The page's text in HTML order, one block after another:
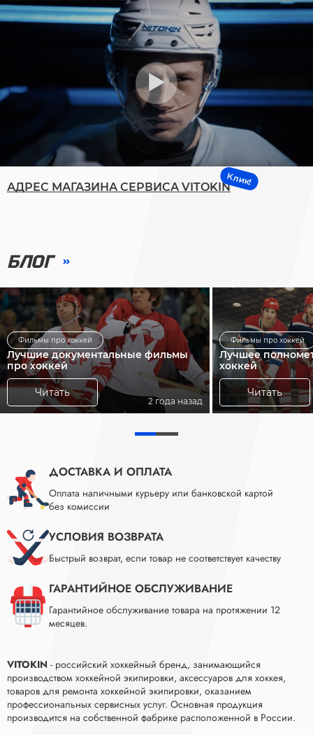
АДРЕС МАГАЗИНА СЕРВИСА VITOKIN
Клик!
БЛОГ
Фильмы про хоккей
Лучшие документальные фильмы
про хоккей
Читать
2 года назад
Фильмы про хоккей
Лучшее
хоккей
Читать
ДОСТАВКА И ОПЛАТА
Оплата наличными курьеру или банковской картой
без комиссии
УСЛОВИЯ ВОЗВРАТА
Быстрый возврат, если товар не соответствует качеству
ГАРАНТИЙНОЕ ОБСЛУЖИВАНИЕ
Гарантийное обслуживание товара на протяжении 12
месяцев.
VITOKIN - российский хоккейный бренд, занимающийся
производством хоккейной экипировки, аксессуаров для хоккея,
товаров для ремонта хоккейной экипировки, оказанием
профессиональных сервисных услуг. Основная продукция
производится на собственной фабрике расположенной в России.